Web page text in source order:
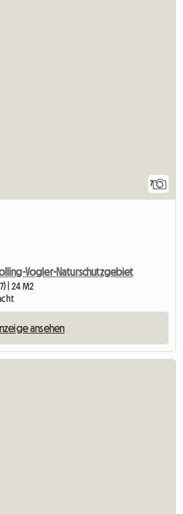
7
Vogler-Naturschutzgebiet
| 24 M2
ansehen